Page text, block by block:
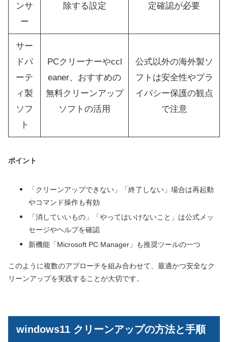
ンサ
ー
除する設定
定確認が必要
サー
ドパ
ーテ
ィ製
ソフ
ト
PCクリーナーやccl
eaner、おすすめの
無料クリーンアップ
ソフトの活用
公式以外の海外製ソ
フトは安全性やプラ
イバシー保護の観点
で注意
ポイント
「クリーンアップできない」「終了しない」場合は再起動
やコマンド操作も有効
「消していいもの」「やってはいけないこと」は公式メッ
セージやヘルプを確認
新機能「Microsoft PC Manager」も推奨ツールの一つ
このように複数のアプローチを組み合わせて、最適かつ安全なク
リーンアップを実践することが大切です。
windows11 クリーンアップの方法と手順